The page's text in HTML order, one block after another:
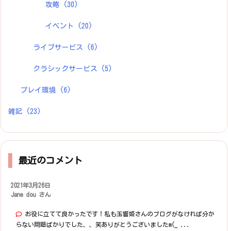
攻略 (30)
イベント (20)
ライブサービス (6)
クラシックサービス (5)
プレイ環境 (6)
雑記 (23)
最近のコメント
2021年3月26日
Jane dou さん
お役に立てて良かったです！私も玉響姫さんのブログがなければ分か
らない問題ばかりでした、、笑ありがとうございましたm(_ ...